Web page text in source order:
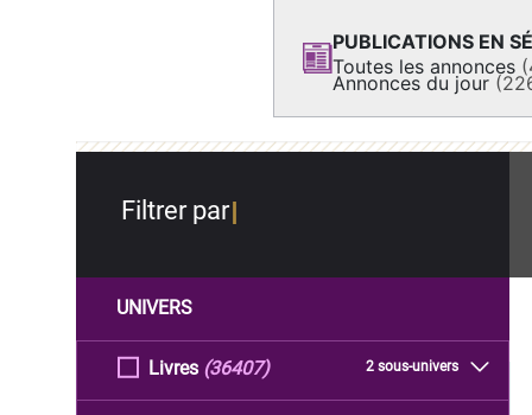
PUBLICATIONS EN
Toutes les annonces
Annonces du jour
Filtrer par
UNIVERS
Livres 2 sous-univers
(36407)